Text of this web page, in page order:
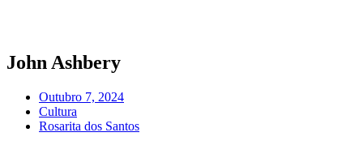
conteúdo
John Ashbery
Outubro 7, 2024
Cultura
Rosarita dos Santos